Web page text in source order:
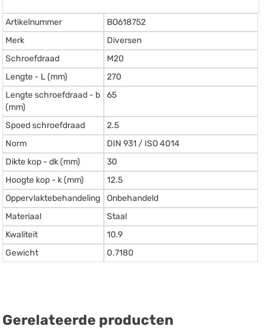
Artikelnummer
BO618752
Merk
Diversen
Schroefdraad
M20
Lengte - L (mm)
270
Lengte schroefdraad - b
(mm)
65
Spoed schroefdraad
2.5
Norm
DIN 931 / ISO 4014
Dikte kop - dk (mm)
30
Hoogte kop - k (mm)
12.5
Oppervlaktebehandeling
Onbehandeld
Materiaal
Staal
Kwaliteit
10.9
Gewicht
0.7180
Gerelateerde producten